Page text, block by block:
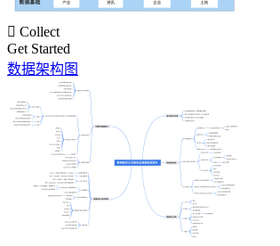
 Collect
Get Started
数据架构图